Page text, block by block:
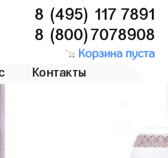
8 (495) 117 7891
8 (800)7078908
Корзина пуста
Контакты